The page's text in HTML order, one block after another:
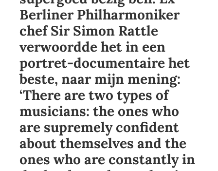
Berliner Philharmoniker
chef Sir Simon Rattle
verwoordde het in een
portret-documentaire het
beste, naar mijn mening:
‘There are two types of
musicians: the ones who
are supremely confident
about themselves and the
ones who are constantly in